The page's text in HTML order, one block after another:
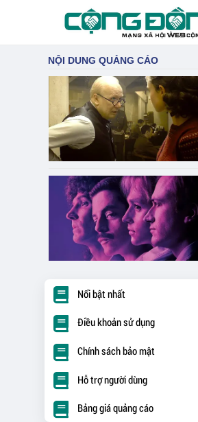
Nổi bật nhất
Điều khoản sử dụng
Chính sách bảo mật
Hỗ trợ người dùng
Bảng giá quảng cáo